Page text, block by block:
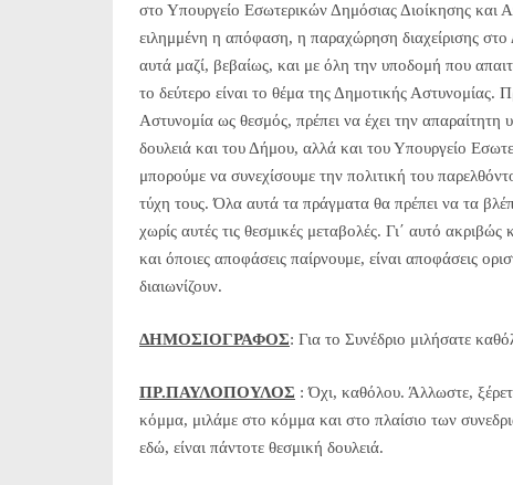
στο Υπουργείο Εσωτερικών Δημόσιας Διοίκησης και
ειλημμένη η απόφαση, η παραχώρηση διαχείρισης
αυτά μαζί, βεβαίως, και με όλη την υποδομή που
το δεύτερο είναι το θέμα της Δημοτικής Αστυνομίας.
Αστυνομία ως θεσμός, πρέπει να έχει την απαραίτητη
δουλειά και του Δήμου, αλλά και του Υπουργείο
μπορούμε να συνεχίσουμε την πολιτική του
τύχη τους. Όλα αυτά τα πράγματα θα πρέπει να τα
χωρίς αυτές τις θεσμικές μεταβολές. Γι΄ αυτό
και όποιες αποφάσεις παίρνουμε, είναι αποφάσεις
διαιωνίζουν.
ΔΗΜΟΣΙΟΓΡΑΦΟΣ: Για το Συνέδριο μιλήσατε
ΠΡ.ΠΑΥΛΟΠΟΥΛΟΣ : Όχι, καθόλου. Άλλωστε,
κόμμα, μιλάμε στο κόμμα και στο πλαίσιο των
εδώ, είναι πάντοτε θεσμική δουλειά.